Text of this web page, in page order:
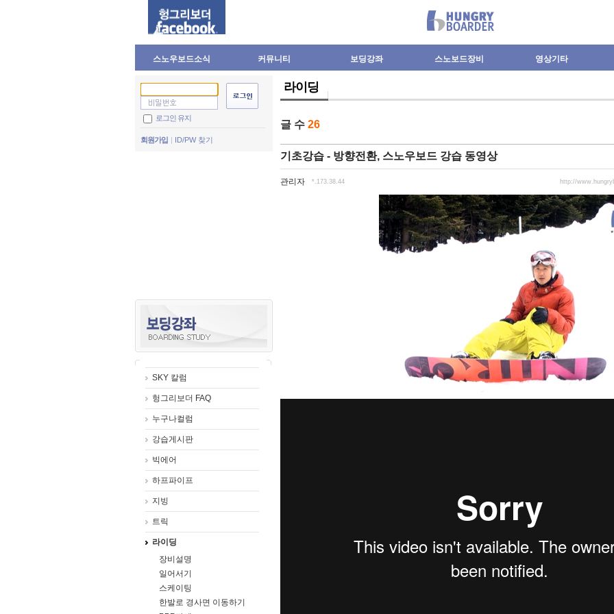
스노우보드소식 커뮤니티 보딩강좌 스노보드장비 영상기타
로그인 유지
회원가입 ID/PW 찾기
SKY 칼럼
헝그리보더 FAQ
누구나컬럼
강습게시판
빅에어
하프파이프
지빙
트릭
라이딩
장비설명
일어서기
스케이팅
한발로 경사면 이동하기
라이딩
글 수 26
기초강습 - 방향전환, 스노우보드 강습 동영상
관리자 *.173.38.44 http://